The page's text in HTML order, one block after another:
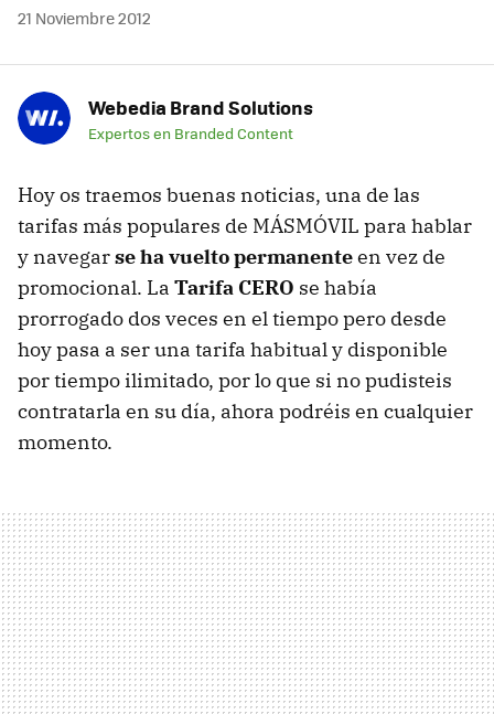
21 Noviembre 2012
Webedia Brand Solutions
Expertos en Branded Content
Hoy os traemos buenas noticias, una de las
tarifas más populares de MÁSMÓVIL para hablar
y navegarse ha vuelto permanenteen vez de
promocional. La Tarifa CERO se había
prorrogado dos veces en el tiempo pero desde
hoy pasa a ser una tarifa habitual y disponible
por tiempo ilimitado, por lo que si no pudisteis
contratarla en su día, ahora podréis en cualquier
momento.